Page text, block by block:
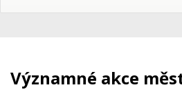
Významné akce